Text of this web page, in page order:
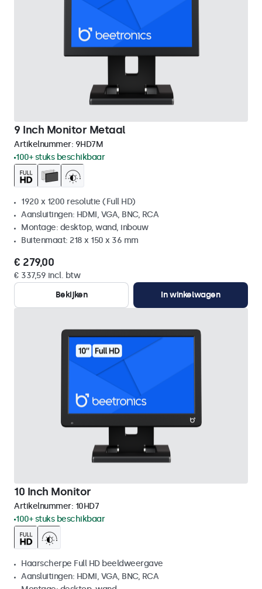
9 Inch Monitor Metaal
Artikelnummer: 9HD7M
100+ stuks beschikbaar
1920 x 1200 resolutie (Full HD)
Aansluitingen: HDMI, VGA, BNC, RCA
Montage: desktop, wand, inbouw
Buitenmaat: 218 x 150 x 36 mm
€ 279,00
€ 337,59 incl. btw
Bekijken
In winkelwagen
10 Inch Monitor
Artikelnummer: 10HD7
100+ stuks beschikbaar
Haarscherpe Full HD beeldweergave
Aansluitingen: HDMI, VGA, BNC, RCA